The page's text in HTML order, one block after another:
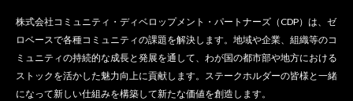
株式会社コミュニティ・ディベロップメント・パートナーズ（CDP）は、ゼ
ロベースで各種コミュニティの課題を解決します。地域や企業、組織等のコ
ミュニティの持続的な成長と発展を通して、わが国の都市部や地方における
ストックを活かした魅力向上に貢献します。ステークホルダーの皆様と一緒
になって新しい仕組みを構築して新たな価値を創造します。